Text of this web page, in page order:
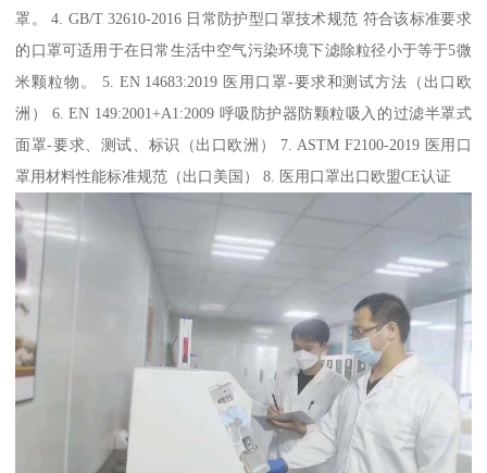
罩。 4. GB/T 32610-2016 日常防护型口罩技术规范 符合该标准要求
的口罩可适用于在日常生活中空气污染环境下滤除粒径小于等于5微
米颗粒物。 5. EN 14683:2019 医用口罩-要求和测试方法（出口欧
洲） 6. EN 149:2001+A1:2009 呼吸防护器防颗粒吸入的过滤半罩式
面罩-要求、测试、标识（出口欧洲） 7. ASTM F2100-2019 医用口
罩用材料性能标准规范（出口美国） 8. 医用口罩出口欧盟CE认证